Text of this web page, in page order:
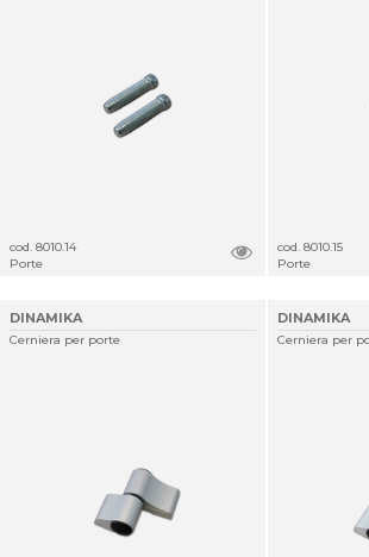
cod. 8010.14
Porte
cod. 8010.15
Porte
DINAMIKA
Cerniera per porte
DINAMIKA
Cerniera per